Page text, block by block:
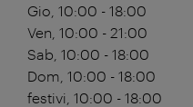
Gio, 10:00 - 18:00
Ven, 10:00 - 21:00
Sab, 10:00 - 18:00
Dom, 10:00 - 18:00
festivi, 10:00 - 18:00